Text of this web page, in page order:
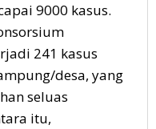
9000 kasus.
241 kasus
desa, yang
seluas
itu,